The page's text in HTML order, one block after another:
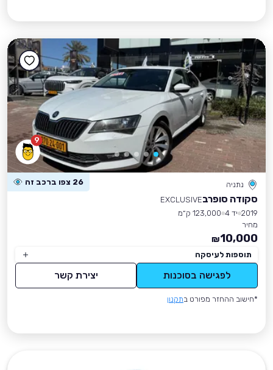
9
נתניה 26 צפו ברכב זה
סקודה סופרבEXCLUSIVE
2019 יד 4
123,000 ק״מ
מחיר
10,000
₪
תוספות לעיסקה
לפגישה בסוכנות יצירת קשר
*חישוב ההחזר מפורט בתקנון